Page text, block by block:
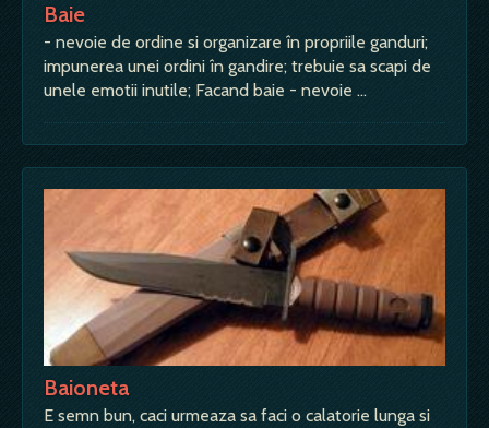
Baie
- nevoie de ordine si organizare în propriile ganduri;
impunerea unei ordini în gandire; trebuie sa scapi de
unele emotii inutile; Facand baie - nevoie …
Baioneta
E semn bun, caci urmeaza sa faci o calatorie lunga si